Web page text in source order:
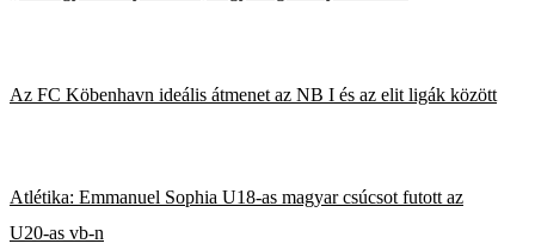
Az FC Köbenhavn ideális átmenet az NB I és az elit ligák között
Atlétika: Emmanuel Sophia U18-as magyar csúcsot futott az
U20-as vb-n